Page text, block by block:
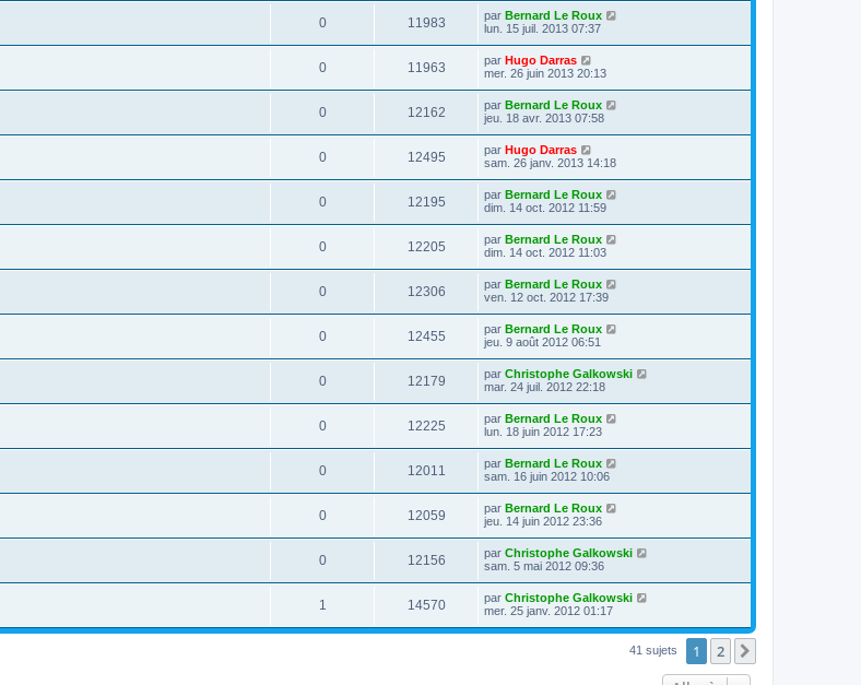
0 11983 par Bernard Le Roux
lun. 15 juil. 2013 07:37
0 11963 par Hugo Darras
mer. 26 juin 2013 20:13
0 12162 par Bernard Le Roux
jeu. 18 avr. 2013 07:58
0 12495 par Hugo Darras
sam. 26 janv. 2013 14:18
0 12195 par Bernard Le Roux
dim. 14 oct. 2012 11:59
0 12205 par Bernard Le Roux
dim. 14 oct. 2012 11:03
0 12306 par Bernard Le Roux
ven. 12 oct. 2012 17:39
0 12455 par Bernard Le Roux
jeu. 9 août 2012 06:51
0 12179 par Christophe Galkowski
mar. 24 juil. 2012 22:18
0 12225 par Bernard Le Roux
lun. 18 juin 2012 17:23
0 12011 par Bernard Le Roux
sam. 16 juin 2012 10:06
0 12059 par Bernard Le Roux
jeu. 14 juin 2012 23:36
0 12156 par Christophe Galkowski
sam. 5 mai 2012 09:36
1 14570 par Christophe Galkowski
mer. 25 janv. 2012 01:17
41 sujets 1 2